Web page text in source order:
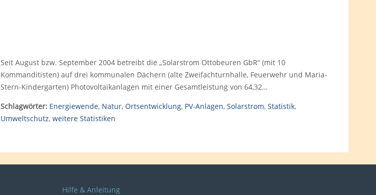
Seit August bzw. September 2004 betreibt die „Solarstrom Ottobeuren GbR“ (mit 10
Kommanditisten) auf drei kommunalen Dächern (alte Zweifachturnhalle, Feuerwehr und Maria-
Stern-Kindergarten) Photovoltaikanlagen mit einer Gesamtleistung von 64,32…
Schlagwörter: Energiewende, Natur, Ortsentwicklung, PV-Anlagen, Solarstrom, Statistik,
Umweltschutz, weitere Statistiken
Hilfe & Anleitung